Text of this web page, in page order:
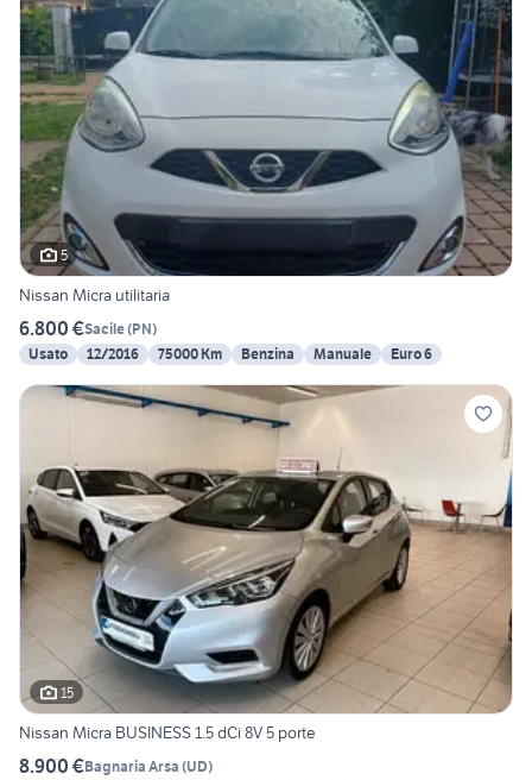
5
Nissan Micra utilitaria
6.800 €Sacile(PN)
Usato
12/2016 75000 Km Benzina Manuale Euro 6
15
Nissan Micra BUSINESS 1.5 dCi 8V 5 porte
8.900 €Bagnaria Arsa (UD)